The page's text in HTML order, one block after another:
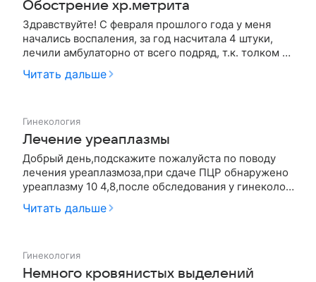
Обострение хр.метрита
Здравствуйте! С февраля прошлого года у меня
начались воспаления, за год насчитала 4 штуки,
лечили амбулаторно от всего подряд, т.к. толком не
могли поставить диагноз и вот сегодня на узи
свершилось: хр метрит обострение, хр. аднексит
Читать дальше
Гинекология
Лечение уреаплазмы
Добрый день,подскажите пожалуйста по поводу
лечения уреаплазмоза,при сдаче ПЦР обнаружено
уреаплазму 10 4,8,после обследования у гинеколога
была выявлена эрозия ,планирую
беременность.было назначено лечение либо
Читать дальше
Гинекология
Немного кровянистых выделений